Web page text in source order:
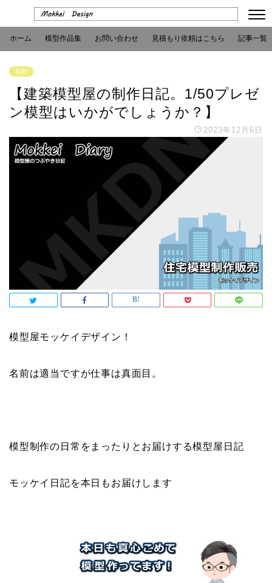
ホーム 模型作品集 お問い合わせ 見積もり依頼はこちら 記事一覧
模型
【建築模型屋の制作日記。1/50プレゼ
ン模型はいかがでしょうか？】
2023年12月6日
模型屋モッケイデザイン！
名前は適当ですが仕事は真面目。
模型制作の日常をまったりとお届けする模型屋日記
モッケイ日記を本日もお届けします